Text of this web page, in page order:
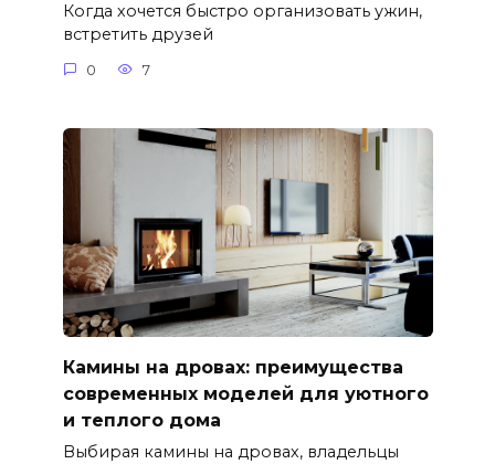
Когда хочется быстро организовать ужин,
встретить друзей
0 7
Камины на дровах: преимущества
современных моделей для уютного
и теплого дома
Выбирая камины на дровах, владельцы